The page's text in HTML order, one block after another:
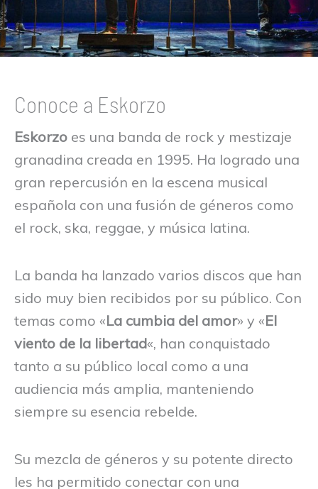
Conoce a Eskorzo
Eskorzo es una banda de rock y mestizaje
granadina creada en 1995. Ha logrado una
gran repercusión en la escena musical
española con una fusión de géneros como
el rock, ska, reggae, y música latina.
La banda ha lanzado varios discos que han
sido muy bien recibidos por su público. Con
temas como «La cumbia del amor» y «El
viento de la libertad«, han conquistado
tanto a su público local como a una
audiencia más amplia, manteniendo
siempre su esencia rebelde.
Su mezcla de géneros y su potente directo
les ha permitido conectar con una